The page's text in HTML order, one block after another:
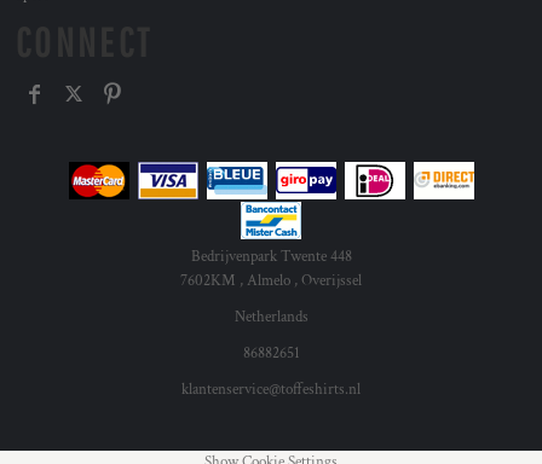
Bedrijvenpark Twente 448
7602KM , Almelo , Overijssel
Netherlands
86882651
klantenservice@toffeshirts.nl